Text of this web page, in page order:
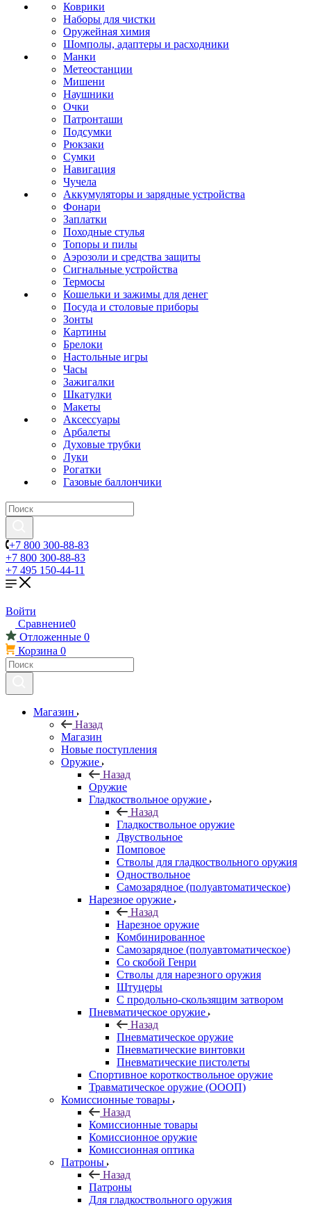
Коврики
Наборы для чистки
Оружейная химия
Шомполы, адаптеры и расходники
Манки
Метеостанции
Мишени
Наушники
Очки
Патронташи
Подсумки
Рюкзаки
Сумки
Навигация
Чучела
Аккумуляторы и зарядные устройства
Фонари
Заплатки
Походные стулья
Топоры и пилы
Аэрозоли и средства защиты
Сигнальные устройства
Термосы
Кошельки и зажимы для денег
Посуда и столовые приборы
Зонты
Картины
Брелоки
Настольные игры
Часы
Зажигалки
Шкатулки
Макеты
Аксессуары
Арбалеты
Духовые трубки
Луки
Рогатки
Газовые баллончики
+7 800 300-88-83
+7 800 300-88-83
+7 495 150-44-11
Войти
Сравнение0
Отложенные 0
Корзина 0
Магазин
Назад
Магазин
Новые поступления
Оружие
Назад
Оружие
Гладкоствольное оружие
Назад
Гладкоствольное оружие
Двуствольное
Помповое
Стволы для гладкоствольного оружия
Одноствольное
Самозарядное (полуавтоматическое)
Нарезное оружие
Назад
Нарезное оружие
Комбинированное
Самозарядное (полуавтоматическое)
Со скобой Генри
Стволы для нарезного оружия
Штуцеры
С продольно-скользящим затвором
Пневматическое оружие
Назад
Пневматическое оружие
Пневматические винтовки
Пневматические пистолеты
Спортивное короткоствольное оружие
Травматическое оружие (ОООП)
Комиссионные товары
Назад
Комиссионные товары
Комиссионное оружие
Комиссионная оптика
Патроны
Назад
Патроны
Для гладкоствольного оружия